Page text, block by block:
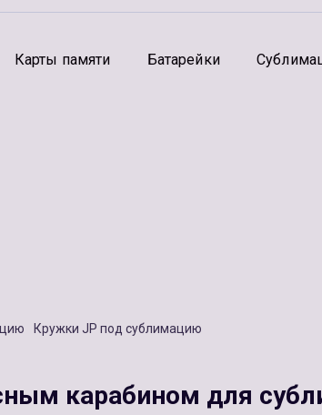
Карты памяти Батарейки
Кружки JP под сублимацию
карабином для